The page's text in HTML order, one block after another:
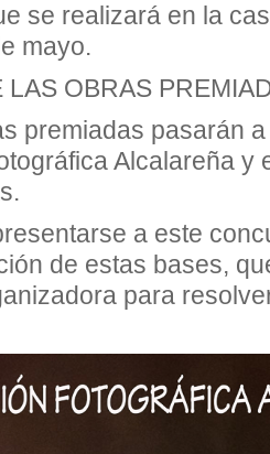
se realizará en la
mayo.
LAS OBRAS
premiadas pasarán
Alcalareña y
a este
de estas bases,
para